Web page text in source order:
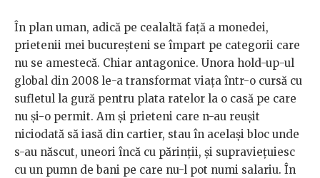
În plan uman, adică pe cealaltă faţă a monedei,
prietenii mei bucureşteni se împart pe categorii care
nu se amestecă. Chiar antagonice. Unora hold-up-ul
global din 2008 le-a transformat viaţa într-o cursă cu
sufletul la gură pentru plata ratelor la o casă pe care
nu şi-o permit. Am şi prieteni care n-au reuşit
niciodată să iasă din cartier, stau în acelaşi bloc unde
s-au născut, uneori încă cu părinţii, şi supravieţuiesc
cu un pumn de bani pe care nu-l pot numi salariu. În